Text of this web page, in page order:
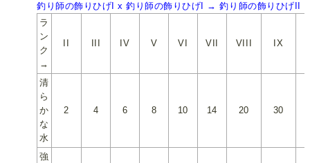
釣り師の飾りひげI x 釣り師の飾りひげI → 釣り師の飾りひげII
ラ
ン
ク
→
IV V VI VII VIII IX
清
ら
か
な
水
2 4 6 8 10 14 20 30
強